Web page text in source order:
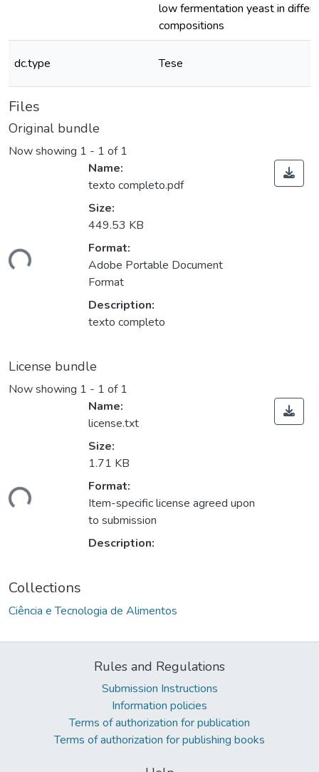
low fermentation yeast in
compositions
dc.type Tese
Files
Original bundle
Now showing 1 - 1 of 1
Loading...
Name:
texto completo.pdf
Size:
449.53 KB
Format:
Adobe Portable Document
Format
Description:
texto completo
License bundle
Now showing 1 - 1 of 1
Loading...
Name:
license.txt
Size:
1.71 KB
Format:
Item-specific license agreed upon
to submission
Description:
Collections
Ciência e Tecnologia de Alimentos
Rules and Regulations
Submission Instructions
Information policies
Terms of authorization for publication
Terms of authorization for publishing books